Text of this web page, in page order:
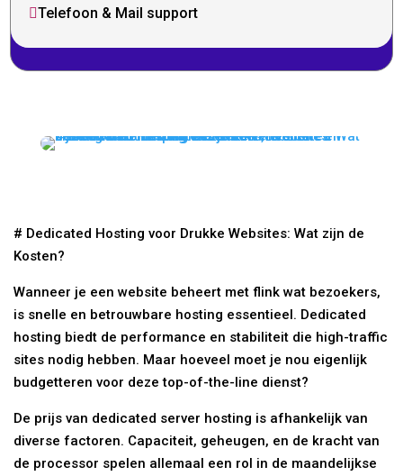
Telefoon & Mail support
# Dedicated Hosting voor Drukke Websites: Wat zijn de
Kosten?
Wanneer je een website beheert met flink wat bezoekers,
is snelle en betrouwbare hosting essentieel. Dedicated
hosting biedt de performance en stabiliteit die high-traffic
sites nodig hebben. Maar hoeveel moet je nou eigenlijk
budgetteren voor deze top-of-the-line dienst?
De prijs van dedicated server hosting is afhankelijk van
diverse factoren. Capaciteit, geheugen, en de kracht van
de processor spelen allemaal een rol in de maandelijkse